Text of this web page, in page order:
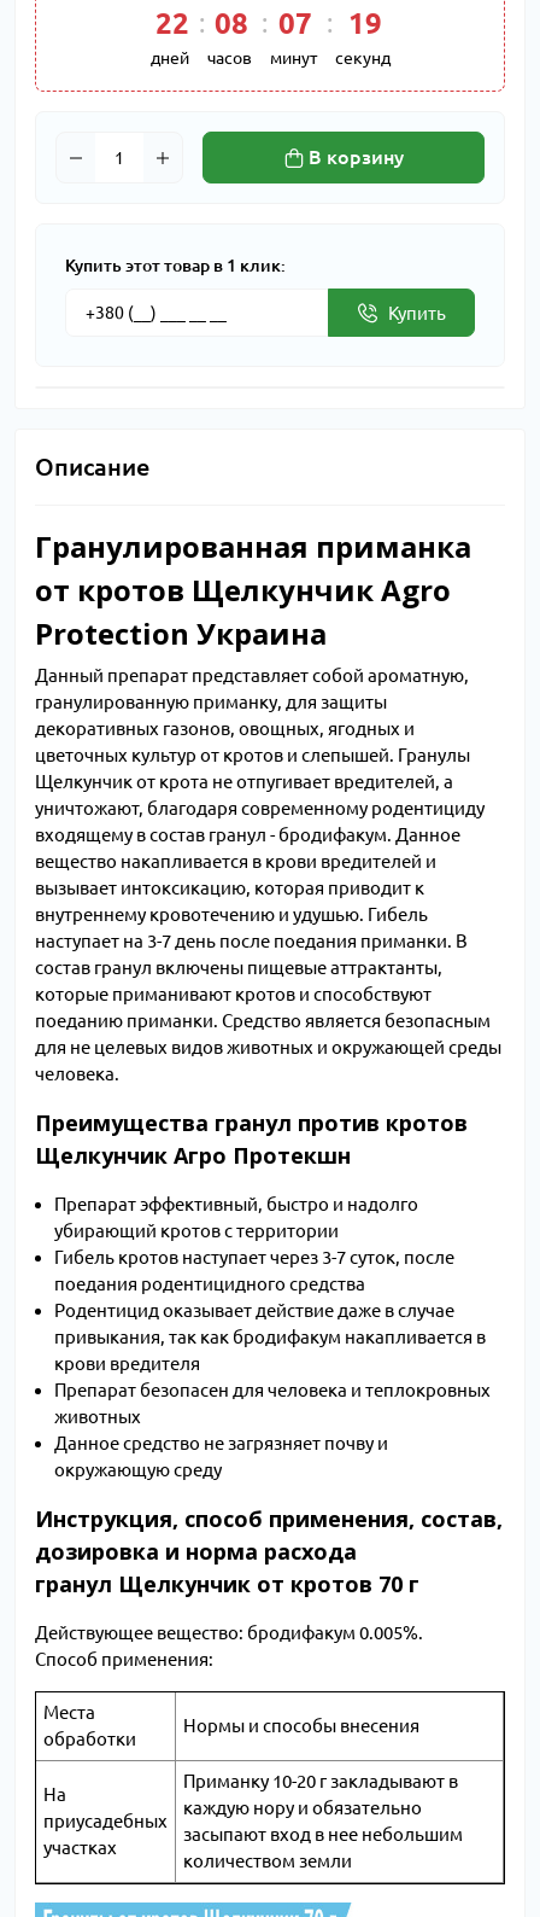
22
дней
08
часов
07
минут
18
секунд
В корзину
Купить этот товар в 1 клик:
Купить
Описание
Гранулированная приманка
от кротов Щелкунчик Agro
Protection Украина
Данный препарат представляет собой ароматную,
гранулированную приманку, для защиты
декоративных газонов, овощных, ягодных и
цветочных культур от кротов и слепышей. Гранулы
Щелкунчик от крота не отпугивает вредителей, а
уничтожают, благодаря современному родентициду
входящему в состав гранул - бродифакум. Данное
вещество накапливается в крови вредителей и
вызывает интоксикацию, которая приводит к
внутреннему кровотечению и удушью. Гибель
наступает на 3-7 день после поедания приманки. В
состав гранул включены пищевые аттрактанты,
которые приманивают кротов и способствуют
поеданию приманки. Средство является безопасным
для не целевых видов животных и окружающей среды
человека.
Преимущества гранул против кротов
Щелкунчик Агро Протекшн
Препарат эффективный, быстро и надолго
убирающий кротов с территории
Гибель кротов наступает через 3-7 суток, после
поедания родентицидного средства
Родентицид оказывает действие даже в случае
привыкания, так как бродифакум накапливается в
крови вредителя
Препарат безопасен для человека и теплокровных
животных
Данное средство не загрязняет почву и
окружающую среду
Инструкция, способ применения, состав,
дозировка и норма расхода
гранул Щелкунчик от кротов 70 г
Действующее вещество: бродифакум 0.005%.
Способ применения:
Места
обработки
Нормы и способы внесения
На
приусадебных
участках
Приманку 10-20 г закладывают в
каждую нору и обязательно
засыпают вход в нее небольшим
количеством земли